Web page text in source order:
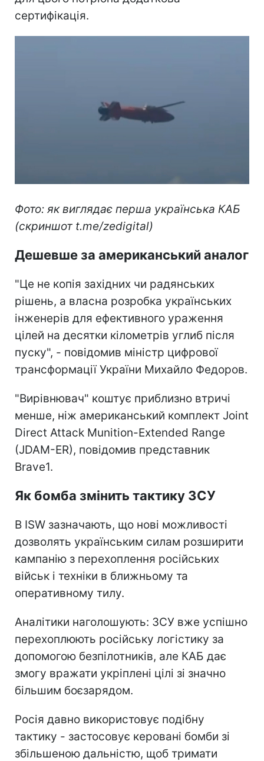
сертифікація.
Фото: як виглядає перша українська КАБ
(скриншот t.me/zedigital)
Дешевше за американський аналог
"Це не копія західних чи радянських
рішень, а власна розробка українських
інженерів для ефективного ураження
цілей на десятки кілометрів углиб після
пуску", - повідомив міністр цифрової
трансформації України Михайло Федоров.
"Вирівнювач" коштує приблизно втричі
менше, ніж американський комплект Joint
Direct Attack Munition-Extended Range
(JDAM-ER), повідомив представник
Brave1.
Як бомба змінить тактику ЗСУ
В ISW зазначають, що нові можливості
дозволять українським силам розширити
кампанію з перехоплення російських
військ і техніки в ближньому та
оперативному тилу.
Аналітики наголошують: ЗСУ вже успішно
перехоплюють російську логістику за
допомогою безпілотників, але КАБ дає
змогу вражати укріплені цілі зі значно
більшим боєзарядом.
Росія давно використовує подібну
тактику - застосовує керовані бомби зі
збільшеною дальністю, щоб тримати